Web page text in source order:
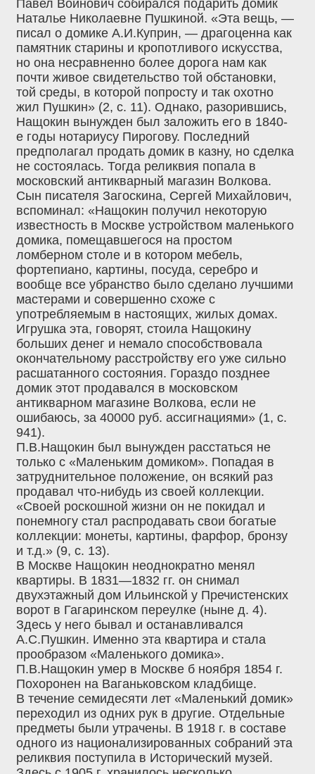
Павел Воинович собирался подарить домик
Наталье Николаевне Пушкиной. «Эта вещь, —
писал о домике А.И.Куприн, — драгоценна как
памятник старины и кропотливого искусства,
но она несравненно более дорога нам как
почти живое свидетельство той обстановки,
той среды, в которой попросту и так охотно
жил Пушкин» (2, с. 11). Однако, разорившись,
Нащокин вынужден был заложить его в 1840-
е годы нотариусу Пирогову. Последний
предполагал продать домик в казну, но сделка
не состоялась. Тогда реликвия попала в
московский антикварный магазин Волкова.
Сын писателя Загоскина, Сергей Михайлович,
вспоминал: «Нащокин получил некоторую
известность в Москве устройством маленького
домика, помещавшегося на простом
ломберном столе и в котором мебель,
фортепиано, картины, посуда, серебро и
вообще все убранство было сделано лучшими
мастерами и совершенно схоже с
употребляемым в настоящих, жилых домах.
Игрушка эта, говорят, стоила Нащокину
больших денег и немало способствовала
окончательному расстройству его уже сильно
расшатанного состояния. Гораздо позднее
домик этот продавался в московском
антикварном магазине Волкова, если не
ошибаюсь, за 40000 руб. ассигнациями» (1, с.
941).
П.В.Нащокин был вынужден расстаться не
только с «Маленьким домиком». Попадая в
затруднительное положение, он всякий раз
продавал что-нибудь из своей коллекции.
«Своей роскошной жизни он не покидал и
понемногу стал распродавать свои богатые
коллекции: монеты, картины, фарфор, бронзу
и т.д.» (9, с. 13).
В Москве Нащокин неоднократно менял
квартиры. В 1831—1832 гг. он снимал
двухэтажный дом Ильинской у Пречистенских
ворот в Гагаринском переулке (ныне д. 4).
Здесь у него бывал и останавливался
А.С.Пушкин. Именно эта квартира и стала
прообразом «Маленького домика».
П.В.Нащокин умер в Москве б ноября 1854 г.
Похоронен на Ваганьковском кладбище.
В течение семидесяти лет «Маленький домик»
переходил из одних рук в другие. Отдельные
предметы были утрачены. В 1918 г. в составе
одного из национализированных собраний эта
реликвия поступила в Исторический музей.